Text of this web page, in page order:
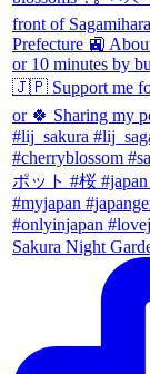
Sakura Night